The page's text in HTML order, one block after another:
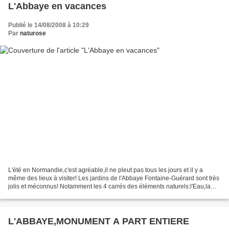
L'Abbaye en vacances
Publié le 14/08/2008 à 10:29
Par naturose
L'été en Normandie,c'est agréable,il ne pleut pas tous les jours et il y a
même des lieux à visiter! Les jardins de l'Abbaye Fontaine-Guérard sont très
jolis et méconnus! Notamment les 4 carrés des éléments naturels:l'Eau,la
L'ABBAYE,MONUMENT A PART ENTIERE